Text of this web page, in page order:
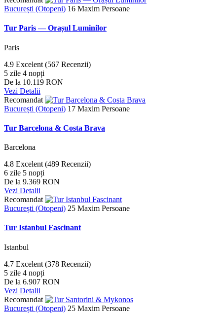
București (Otopeni) 16 Maxim Persoane
Tur Paris — Orașul Luminilor
Paris
4.9 Excelent (567 Recenzii)
5 zile 4 nopți
De la 10.119 RON
Vezi Detalii
Recomandat
București (Otopeni) 17 Maxim Persoane
Tur Barcelona & Costa Brava
Barcelona
4.8 Excelent (489 Recenzii)
6 zile 5 nopți
De la 9.369 RON
Vezi Detalii
Recomandat
București (Otopeni) 25 Maxim Persoane
Tur Istanbul Fascinant
Istanbul
4.7 Excelent (378 Recenzii)
5 zile 4 nopți
De la 6.907 RON
Vezi Detalii
Recomandat
București (Otopeni) 25 Maxim Persoane